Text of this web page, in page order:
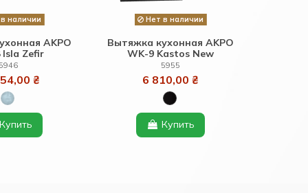
наличии
AKPO
Isla Zefir
5946
₴
Купить
Нет в наличии
Вытяжка кухонная AKPO
WK-9 Kastos New
5955
6 810,00 ₴
Купить